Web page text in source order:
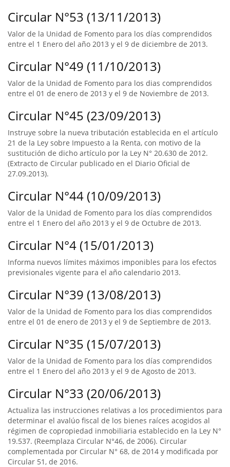
Circular N°53 (13/11/2013)
Valor de la Unidad de Fomento para los días comprendidos
entre el 1 Enero del año 2013 y el 9 de diciembre de 2013.
Circular N°49 (11/10/2013)
Valor de la Unidad de Fomento para los dias comprendidos
entre el 01 de enero de 2013 y el 9 de Noviembre de 2013.
Circular N°45 (23/09/2013)
Instruye sobre la nueva tributación establecida en el artículo
21 de la Ley sobre Impuesto a la Renta, con motivo de la
sustitución de dicho artículo por la Ley N° 20.630 de 2012.
(Extracto de Circular publicado en el Diario Oficial de
27.09.2013).
Circular N°44 (10/09/2013)
Valor de la Unidad de Fomento para los días comprendidos
entre el 1 Enero del año 2013 y el 9 de Octubre de 2013.
Circular N°4 (15/01/2013)
Informa nuevos límites máximos imponibles para los efectos
previsionales vigente para el año calendario 2013.
Circular N°39 (13/08/2013)
Valor de la Unidad de Fomento para los dias comprendidos
entre el 01 de enero de 2013 y el 9 de Septiembre de 2013.
Circular N°35 (15/07/2013)
Valor de la Unidad de Fomento para los días comprendidos
entre el 1 Enero del año 2013 y el 9 de Agosto de 2013.
Circular N°33 (20/06/2013)
Actualiza las instrucciones relativas a los procedimientos para
determinar el avalúo fiscal de los bienes raíces acogidos al
régimen de copropiedad inmobiliaria establecido en la Ley N°
19.537. (Reemplaza Circular N°46, de 2006). Circular
complementada por Circular N° 68, de 2014 y modificada por
Circular 51, de 2016.